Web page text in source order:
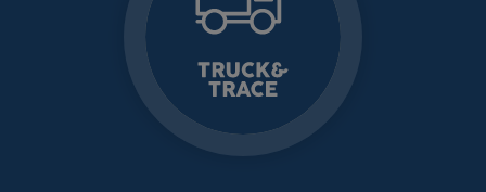
TRUCK&TRACE